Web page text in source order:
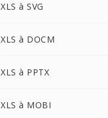
XLS à SVG
XLS à DOCM
XLS à PPTX
XLS à MOBI